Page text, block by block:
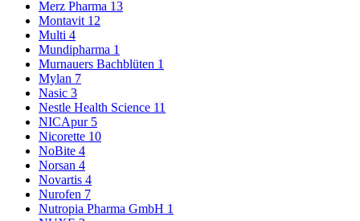
Merz Pharma 13
Montavit 12
Multi 4
Mundipharma 1
Murnauers Bachblüten 1
Mylan 7
Nasic 3
Nestle Health Science 11
NICApur 5
Nicorette 10
NoBite 4
Norsan 4
Novartis 4
Nurofen 7
Nutropia Pharma GmbH 1